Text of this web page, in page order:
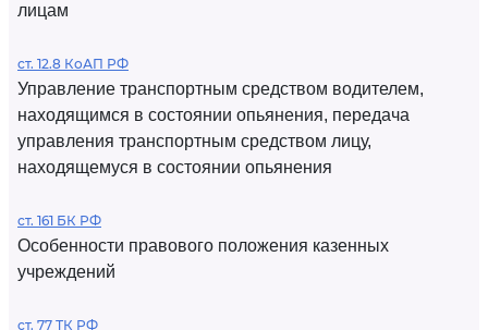
лицам
ст. 12.8 КоАП РФ
Управление транспортным средством водителем,
находящимся в состоянии опьянения, передача
управления транспортным средством лицу,
находящемуся в состоянии опьянения
ст. 161 БК РФ
Особенности правового положения казенных
учреждений
ст. 77 ТК РФ